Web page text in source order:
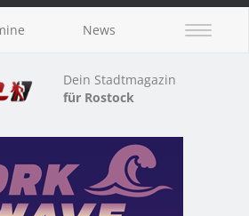
News
Dein Stadtmagazin
für Rostock